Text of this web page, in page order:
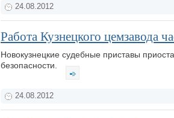
24.08.2012
Работа Кузнецкого цемзавода
Новокузнецкие судебные приставы
безопасности.
24.08.2012